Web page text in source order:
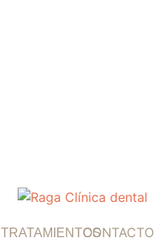
TRATAMIENTOSCONTACTO